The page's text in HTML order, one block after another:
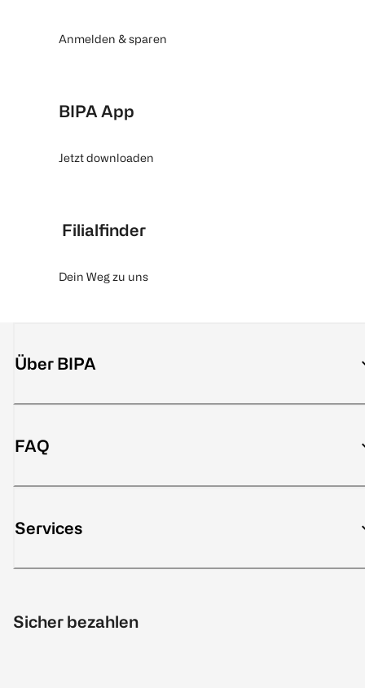
Anmelden & sparen
BIPA App
Jetzt downloaden
Filialfinder
Dein Weg zu uns
Über BIPA
FAQ
Services
Sicher bezahlen